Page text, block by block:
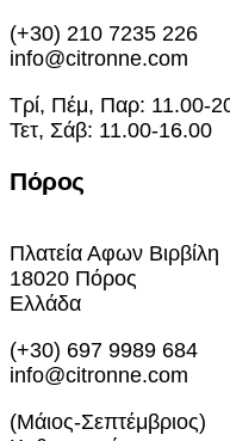
(+30) 210 7235 226
info@citronne.com
Τρί, Πέμ, Παρ: 11.00-
Τετ, Σάβ: 11.00-16.00
Πόρος
Πλατεία Αφων Βιρβίλη
18020 Πόρος
Ελλάδα
(+30) 697 9989 684
info@citronne.com
(Μάιος-Σεπτέμβριος)